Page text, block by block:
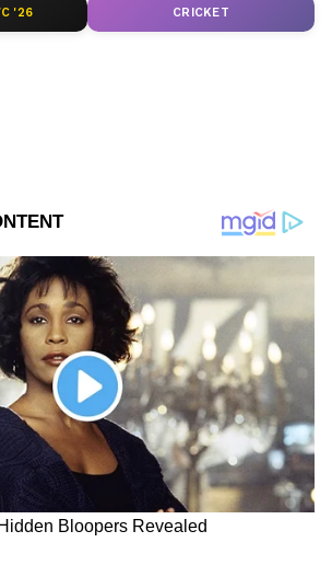
মিডিয়ায় শাড়ি ক্যান্সার নিয়ে
শাড়ি ক্যান্সার মানে এই নয়
ক্যান্সার হবে, বরং এটি এক
যা পেটিকোট বা সায়া খুব
কারণে হয়।
'26 CRICKET